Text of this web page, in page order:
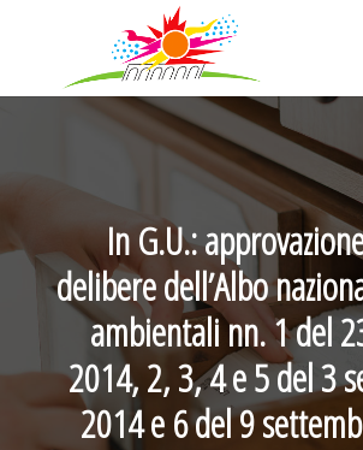
In G.U.:
delibere dell’Albo
ambientali nn. 1 del
2014, 2, 3, 4 e 5 del 3
2014 e 6 del 9